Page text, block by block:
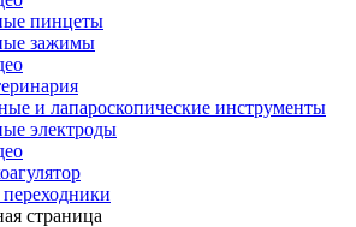
пинцеты
зажимы
и лапароскопические инструменты
электроды
страница